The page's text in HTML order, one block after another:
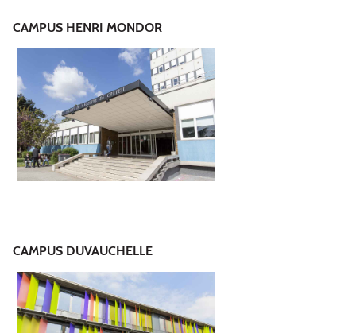
CAMPUS HENRI MONDOR
CAMPUS DUVAUCHELLE